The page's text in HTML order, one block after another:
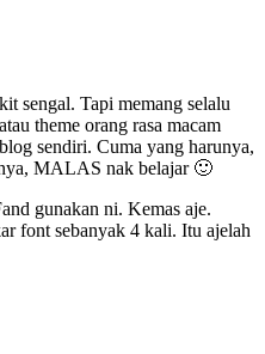
sengal. Tapi memang selalu
theme orang rasa macam
sendiri. Cuma yang harunya,
MALAS nak belajar 🙂
gunakan ni. Kemas aje.
font sebanyak 4 kali. Itu ajelah